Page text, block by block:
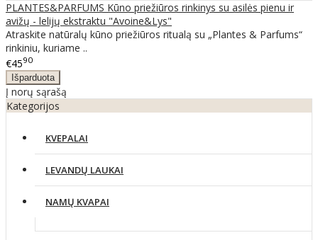
PLANTES&PARFUMS Kūno priežiūros rinkinys su asilės pienu ir
avižų - lelijų ekstraktu "Avoine&Lys"
Atraskite natūralų kūno priežiūros ritualą su „Plantes & Parfums“
rinkiniu, kuriame ..
€4590
Į norų sąrašą
Kategorijos
KVEPALAI
LEVANDŲ LAUKAI
NAMŲ KVAPAI